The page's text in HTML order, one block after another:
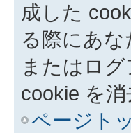
成した
る際にあ
またはロ
cookie を
ページト